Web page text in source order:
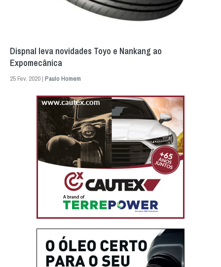
Dispnal leva novidades Toyo e Nankang ao
Expomecânica
25 Fev. 2020 | Paulo Homem